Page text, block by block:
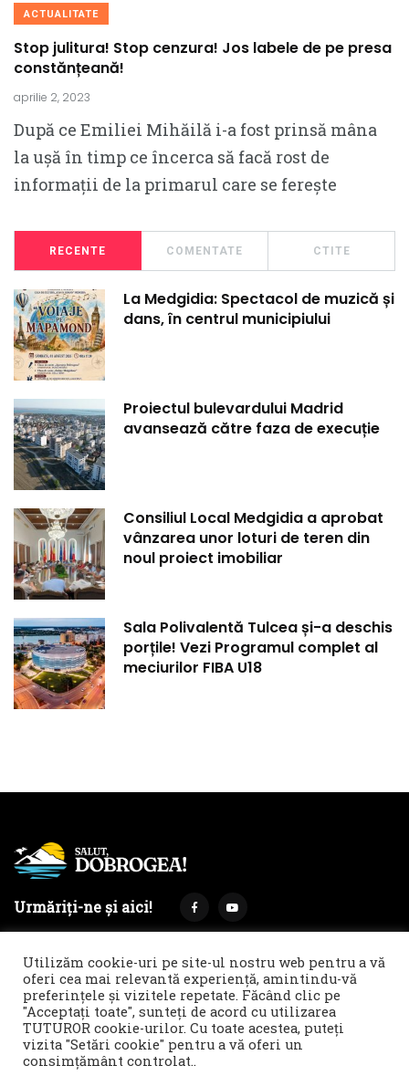
ACTUALITATE
Stop julitura! Stop cenzura! Jos labele de pe presa
constănțeană!
aprilie 2, 2023
După ce Emiliei Mihăilă i-a fost prinsă mâna
la ușă în timp ce încerca să facă rost de
informații de la primarul care se ferește
RECENTE COMENTATE CTITE
La Medgidia: Spectacol de muzică și
dans, în centrul municipiului
Proiectul bulevardului Madrid
avansează către faza de execuție
Consiliul Local Medgidia a aprobat
vânzarea unor loturi de teren din
noul proiect imobiliar
Sala Polivalentă Tulcea și-a deschis
porțile! Vezi Programul complet al
meciurilor FIBA U18
Urmăriți-ne și aici!
Termeni și condiții
Politica de cookies & GDPR
Noi îți facem reclamă!
© 2021 Salut, Dobrogea! - Ziar de informare și atitudine || E-
Utilizăm cookie-uri pe site-ul nostru web pentru a vă
oferi cea mai relevantă experiență, amintindu-vă
preferințele și vizitele repetate. Făcând clic pe
"Acceptați toate", sunteți de acord cu utilizarea
TUTUROR cookie-urilor. Cu toate acestea, puteți
vizita "Setări cookie" pentru a vă oferi un
consimțământ controlat..